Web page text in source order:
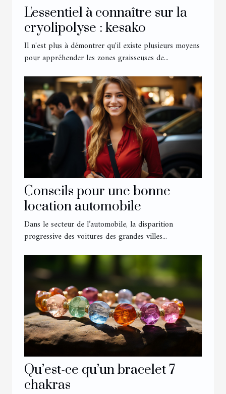
L'essentiel à connaître sur la
cryolipolyse : kesako
Il n'est plus à démontrer qu'il existe plusieurs moyens
pour appréhender les zones graisseuses de...
Conseils pour une bonne
location automobile
Dans le secteur de l’automobile, la disparition
progressive des voitures des grandes villes...
Qu’est-ce qu’un bracelet 7
chakras